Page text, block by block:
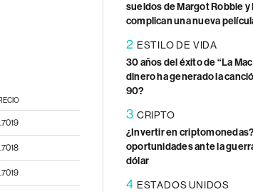
sueldos de Margot Robbie y
complican una nueva
2 ESTILO DE VIDA
30 años del éxito de “La
dinero ha generado la
90?
3 CRIPTO
¿Invertir en
oportunidades ante la
dólar
4 ESTADOS UNIDOS